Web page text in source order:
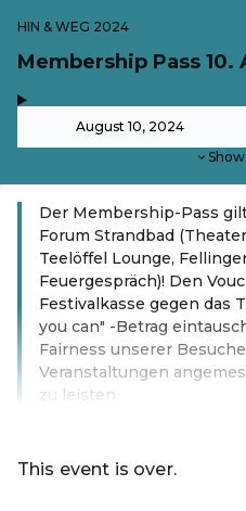
HIN & WEG 2024
Membership Pass 10.
August 10, 2024
Der Membership-Pass
Forum Strandbad
Teelöffel Lounge,
Feuergespräch)! Den
Festivalkasse gegen das
you can" -Betrag
Fairness unserer
Veranstaltungen
zu leisten.
This event is over.